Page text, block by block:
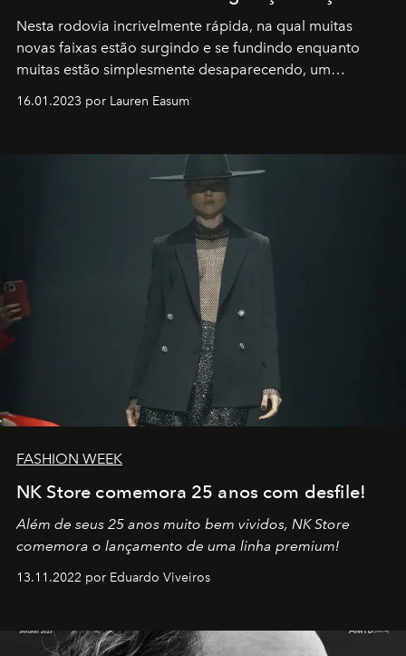
Nesta rodovia incrivelmente rápida, na qual muitas
novas faixas estão surgindo e se fundindo enquanto
muitas estão simplesmente desaparecendo, um
transportador AMTD abrindo caminho para muitos
por propósitos, com um claro senso de missão na vida e
16.01.2023 por Lauren Easum
FASHION WEEK
NK Store comemora 25 anos com desfile!
Além de seus 25 anos muito bem vividos, NK Store
comemora o lançamento de uma linha premium!
13.11.2022 por Eduardo Viveiros